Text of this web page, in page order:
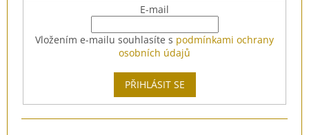
E-mail
Vložením e-mailu souhlasíte s podmínkami ochrany
osobních údajů
PŘIHLÁSIT SE